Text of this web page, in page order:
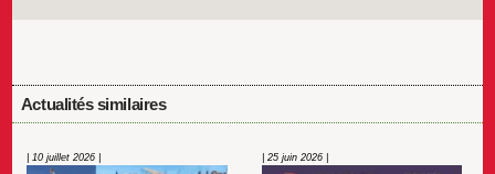
Actualités similaires
| 10 juillet 2026 | | 25 juin 2026 |